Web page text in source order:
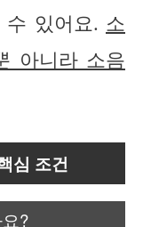
있어요. 소
아니라 소음
심 조건
?